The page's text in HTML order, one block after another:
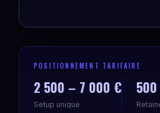
POSITIONNEMENT TARIFAIRE
2 500 – 7 000 €
Setup unique